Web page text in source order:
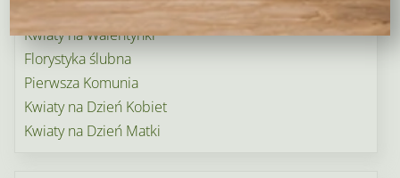
Boże Narodzenie
Kwiaty na Walentynki
Florystyka ślubna
Pierwsza Komunia
Kwiaty na Dzień Kobiet
Kwiaty na Dzień Matki